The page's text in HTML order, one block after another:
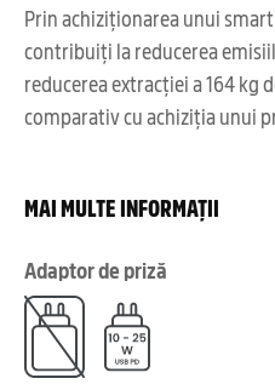
Prin achiziționarea unui
contribuiți la reducerea
reducerea extracției a 164 kg
comparativ cu achiziția unui
MAI MULTE INFORMAȚII
Adaptor de priză